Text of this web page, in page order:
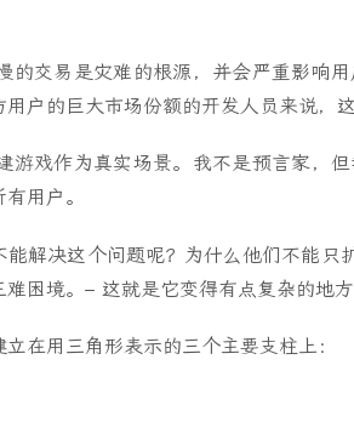
的交易是灾难的根源，并会严重影响
户的巨大市场份额的开发人员来说，
游戏作为真实场景。我不是预言家，
用户。
解决这个问题呢？为什么他们不能只
困境。– 这就是它变得有点复杂的地方
在用三角形表示的三个主要支柱上：